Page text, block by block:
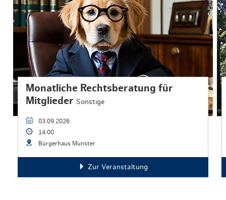
Monatliche Rechtsberatung für
Mitglieder Sonstige
03.09.2026
14:00
Bürgerhaus Munster
Zur Veranstaltung